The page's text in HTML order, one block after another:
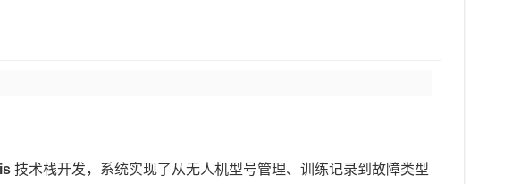
技术栈开发，系统实现了从无人机型号管理、训练记录到故障类型